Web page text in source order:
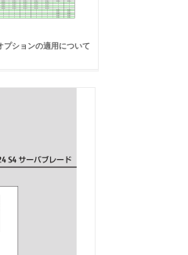
ションの適用について